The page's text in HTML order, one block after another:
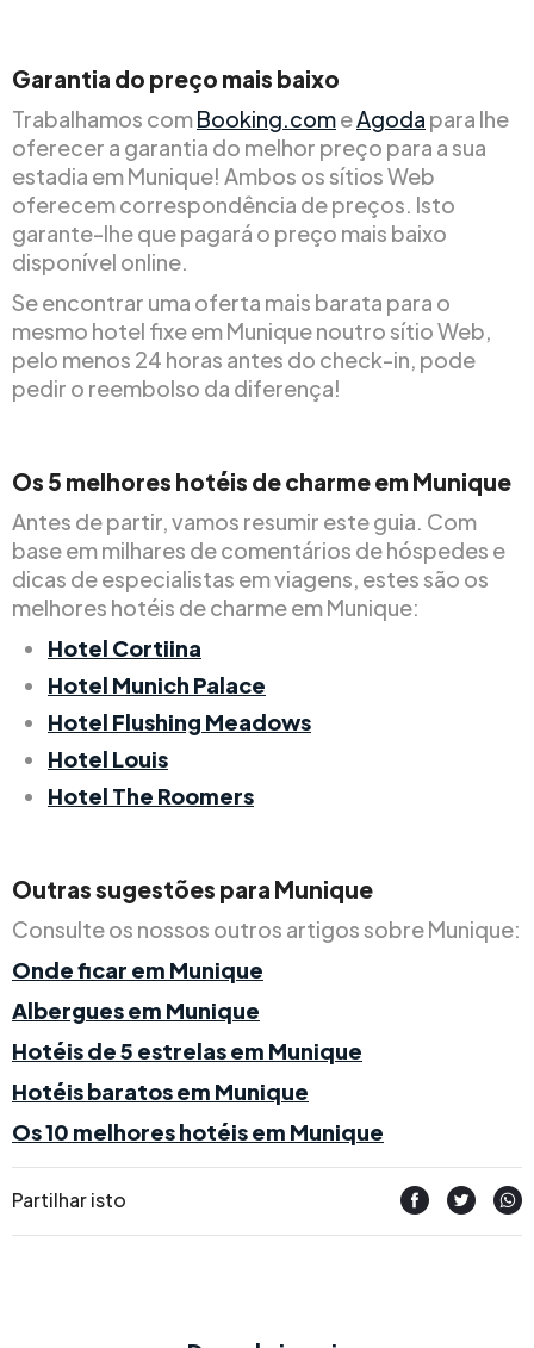
Garantia do preço mais baixo
Trabalhamos comBooking.comeAgoda para lhe
oferecer a garantia do melhor preço para a sua
estadia em Munique! Ambos os sítios Web
oferecem correspondência de preços. Isto
garante-lhe que pagará o preço mais baixo
disponível online.
Se encontrar uma oferta mais barata para o
mesmo hotel fixe em Munique noutro sítio Web,
pelo menos 24 horas antes do check-in, pode
pedir o reembolso da diferença!
Os 5 melhores hotéis de charme em Munique
Antes de partir, vamos resumir este guia. Com
base em milhares de comentários de hóspedes e
dicas de especialistas em viagens, estes são os
melhores hotéis de charme em Munique:
Hotel Cortiina
Hotel Munich Palace
Hotel Flushing Meadows
Hotel Louis
Hotel The Roomers
Outras sugestões para Munique
Consulte os nossos outros artigos sobre Munique:
Onde ficar em Munique
Albergues em Munique
Hotéis de 5 estrelas em Munique
Hotéis baratos em Munique
Os 10 melhores hotéis em Munique
Partilhar isto